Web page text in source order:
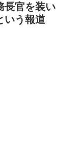
長官を装い
いう報道